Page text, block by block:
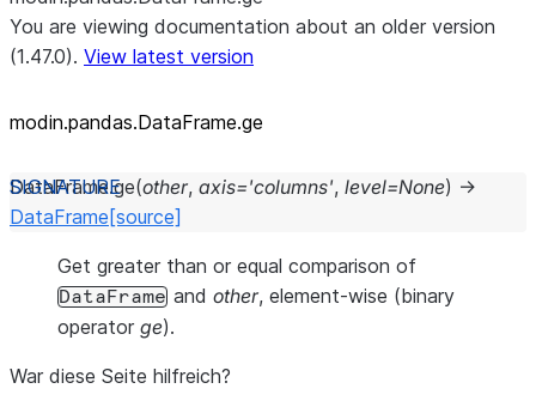
You are viewing documentation about an older version
(1.47.0). View latest version
modin.pandas.DataFrame.ge
DataFrame.ge(other, axis='columns', level=None) →
DataFrame [source]
Get greater than or equal comparison of
DataFrame and other, element-wise (binary
operator ge).
War diese Seite hilfreich?